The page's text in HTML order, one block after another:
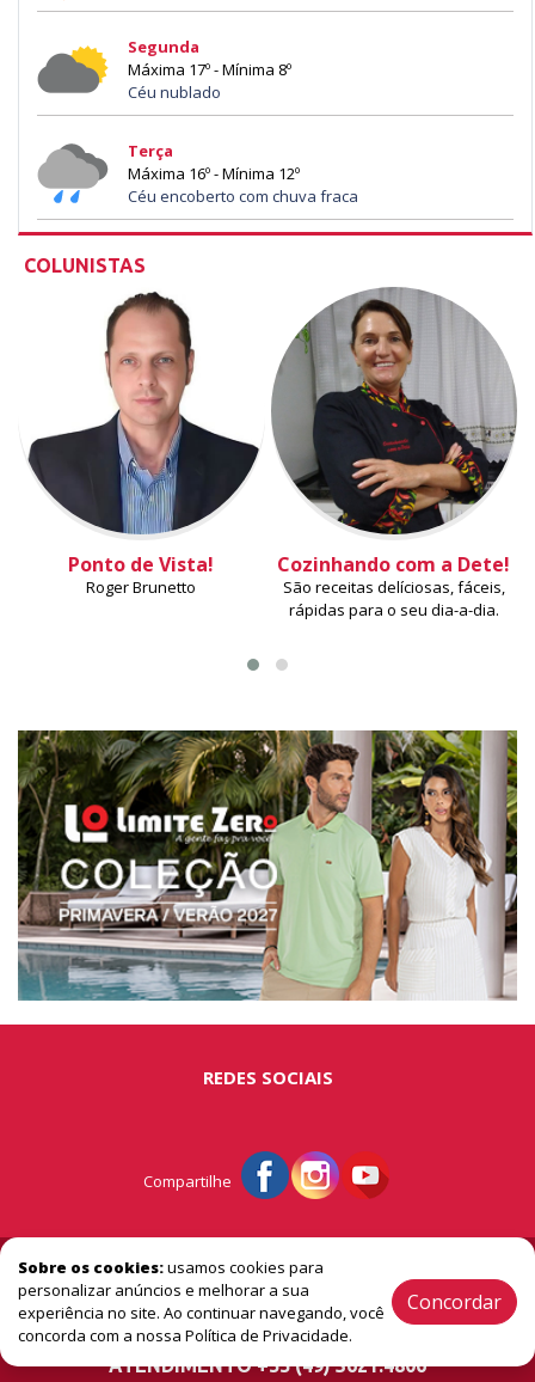
Segunda
Máxima 17º - Mínima 8º
Céu nublado
Terça
Máxima 16º - Mínima 12º
Céu encoberto com chuva fraca
COLUNISTAS
Ponto de Vista!
Roger Brunetto
Cozinhando com a Dete!
São receitas delíciosas, fáceis,
rápidas para o seu dia-a-dia.
Sobre os cookies:usamos cookies para
personalizar anúncios e melhorar a sua
experiência no site. Ao continuar navegando, você
concorda com a nossa Política de Privacidade.
Concordar
REDES SOCIAIS
Compartilhe
© Portal São Miguel - A vitrine do extremo oeste
2005 / 2026 ® Todos os Direitos Reservado
ATENDIMENTO +55 (49) 3621.4806